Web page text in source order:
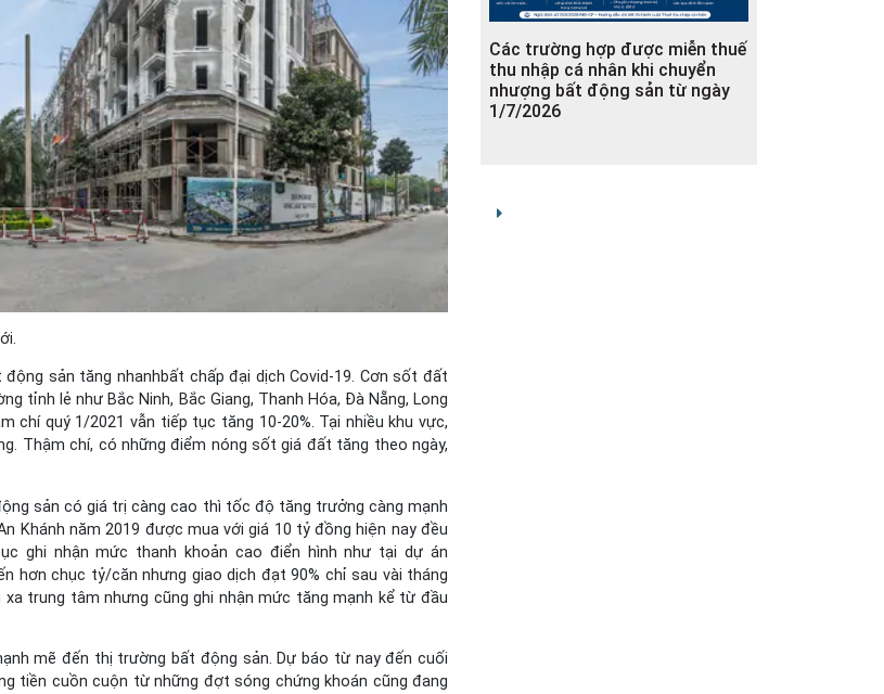
sản tăng nhanhbất chấp đại dịch Covid-19. Cơn sốt đất
tỉnh lẻ như Bắc Ninh, Bắc Giang, Thanh Hóa, Đà Nẵng, Long
chí quý 1/2021 vẫn tiếp tục tăng 10-20%. Tại nhiều khu vực,
Thậm chí, có những điểm nóng sốt giá đất tăng theo ngày,
sản có giá trị càng cao thì tốc độ tăng trưởng càng mạnh
Khánh năm 2019 được mua với giá 10 tỷ đồng hiện nay đều
ghi nhận mức thanh khoản cao điển hình như tại dự án
hơn chục tỷ/căn nhưng giao dịch đạt 90% chỉ sau vài tháng
trung tâm nhưng cũng ghi nhận mức tăng mạnh kể từ đầu
mẽ đến thị trường bất động sản. Dự báo từ nay đến cuối
tiền cuồn cuộn từ những đợt sóng chứng khoán cũng đang
Các trường hợp được miễn thuế
thu nhập cá nhân khi chuyển
nhượng bất động sản từ ngày
1/7/2026